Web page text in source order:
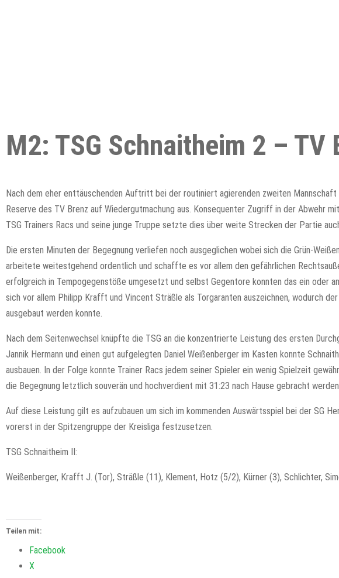
M2: TSG Schnaitheim 2 –
Nach dem eher enttäuschenden Auftritt bei der routiniert agierenden zweiten
Reserve des TV Brenz auf Wiedergutmachung aus. Konsequenter Zugriff in der Abwehr
TSG Trainers Racs und seine junge Truppe setzte dies über weite Strecken der Partie
Die ersten Minuten der Begegnung verliefen noch ausgeglichen wobei sich die Grün-
arbeitete weitestgehend ordentlich und schaffte es vor allem den gefährlichen
erfolgreich in Tempogegenstöße umgesetzt und selbst Gegentore konnten das ein oder
sich vor allem Philipp Krafft und Vincent Sträßle als Torgaranten auszeichnen, wodurch
ausgebaut werden konnte.
Nach dem Seitenwechsel knüpfte die TSG an die konzentrierte Leistung des ersten
Jannik Hermann und einen gut aufgelegten Daniel Weißenberger im Kasten konnte
ausbauen. In der Folge konnte Trainer Racs jedem seiner Spieler ein wenig Spielzeit
die Begegnung letztlich souverän und hochverdient mit 31:23 nach Hause gebracht
Auf diese Leistung gilt es aufzubauen um sich im kommenden Auswärtsspiel bei der SG
vorerst in der Spitzengruppe der Kreisliga festzusetzen.
TSG Schnaitheim II:
Weißenberger, Krafft J. (Tor), Sträßle (11), Klement, Hotz (5/2), Kürner (3), Schlichter,
Teilen mit:
Facebook
X